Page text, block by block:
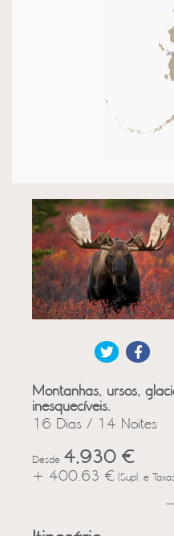
Montanhas, ursos,
inesquecíveis.
16 Dias / 14 Noites
Desde 4,930 €
+ 400.63 € (Supl. e